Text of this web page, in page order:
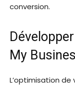
conversion.
My
L’optimisation de